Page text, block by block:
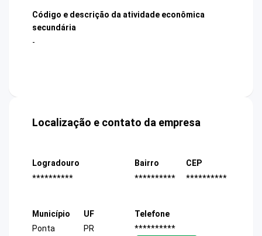
Código e descrição da atividade econômica
secundária
-
Localização e contato da empresa
Logradouro
**********
Bairro
**********
CEP
**********
Município
Ponta
UF
PR
Telefone
**********